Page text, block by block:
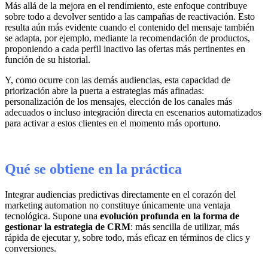
Más allá de la mejora en el rendimiento, este enfoque contribuye
sobre todo a devolver sentido a las campañas de reactivación. Esto
resulta aún más evidente cuando el contenido del mensaje también
se adapta, por ejemplo, mediante la recomendación de productos,
proponiendo a cada perfil inactivo las ofertas más pertinentes en
función de su historial.
Y, como ocurre con las demás audiencias, esta capacidad de
priorización abre la puerta a estrategias más afinadas:
personalización de los mensajes, elección de los canales más
adecuados o incluso integración directa en escenarios automatizados
para activar a estos clientes en el momento más oportuno.
Qué se obtiene en la práctica
Integrar audiencias predictivas directamente en el corazón del
marketing automation no constituye únicamente una ventaja
tecnológica. Supone una evolución profunda en la forma de
gestionar la estrategia de CRM: más sencilla de utilizar, más
rápida de ejecutar y, sobre todo, más eficaz en términos de clics y
conversiones.